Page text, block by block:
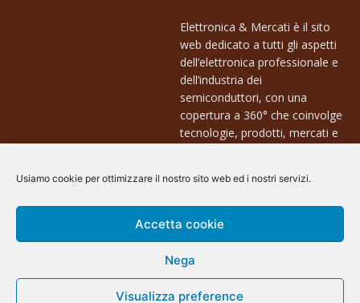
Usiamo cookie per ottimizzare il nostro sito web ed i nostri servizi.
Accetta cookie
Nega
Visualizza preference
Elettronica & Mercati è il sito
web dedicato a tutti gli aspetti
dell’elettronica professionale e
dell’industria dei
semiconduttori, con una
copertura a 360° che coinvolge
tecnologie, prodotti, mercati e
Contatti:
info@arscommunication.it
@ArsCommunication 2023